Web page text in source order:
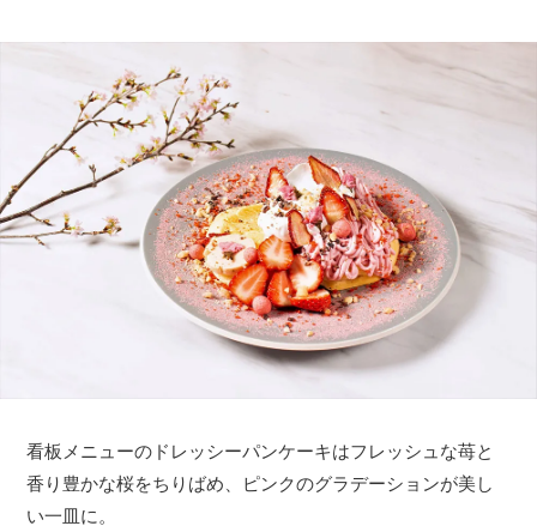
看板メニューのドレッシーパンケーキはフレッシュな苺と
香り豊かな桜をちりばめ、ピンクのグラデーションが美し
い一皿に。